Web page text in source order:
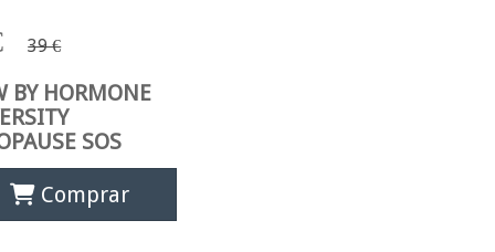
BY HORMONE
UNIVERSITY
SOS
39 €
BY HORMONE
SOS
Comprar